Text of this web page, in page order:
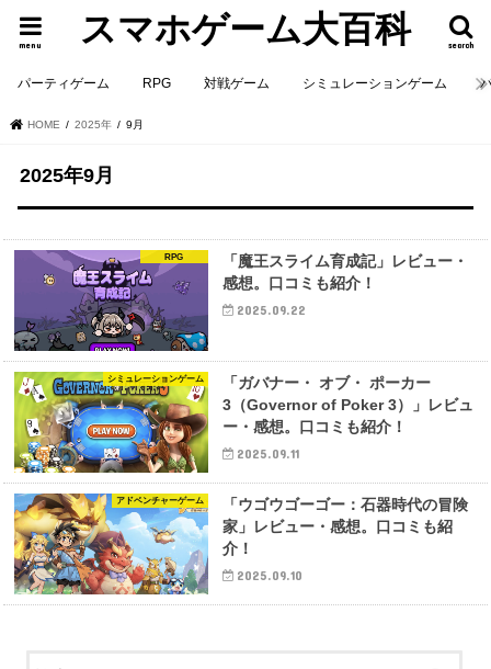
スマホゲーム大百科 search
menu
パーティゲーム RPG 対戦ゲーム シミュレーションゲーム
HOME 2025年 9月
2025年9月
RPG
「魔王スライム育成記」レビュー・
感想。口コミも紹介！
2025.09.22
シミュレーションゲーム
「ガバナー・ オブ・ ポーカー
3（Governor of Poker 3）」レビュ
ー・感想。口コミも紹介！
2025.09.11
アドベンチャーゲーム
「ウゴウゴーゴー：石器時代の冒険
家」レビュー・感想。口コミも紹
介！
2025.09.10